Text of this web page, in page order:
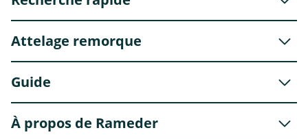
Attelage remorque
Guide
À propos de Rameder